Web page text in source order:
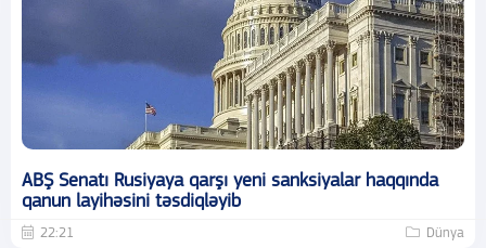
ABŞ Senatı Rusiyaya qarşı yeni sanksiyalar haqqında
qanun layihəsini təsdiqləyib
22:21 Dünya